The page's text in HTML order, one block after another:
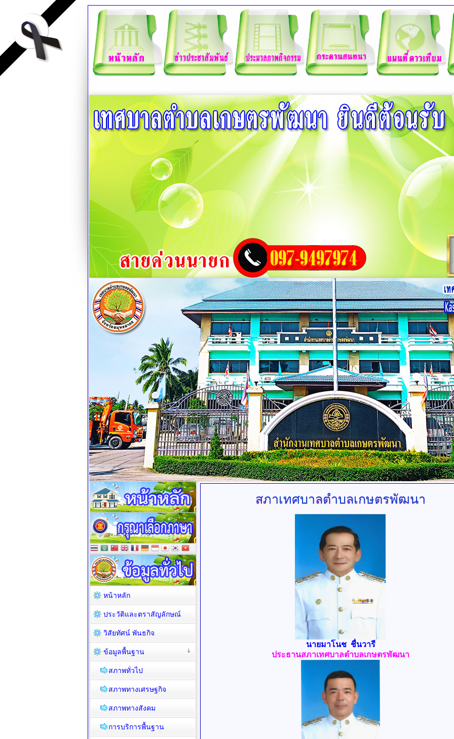
สภาเทศบาลตำบลเกษตรพัฒนา
นายมาโนช ชื่นวารี
ประธานสภาเทศบาลตำบลเกษตรพัฒนา
หน้าหลัก
ประวัติและตราสัญลักษณ์
วิสัยทัศน์ พันธกิจ
ข้อมูลพื้นฐาน
สภาพทั่วไป
สภาพทางเศรษฐกิจ
สภาพทางสังคม
การบริการพื้นฐาน